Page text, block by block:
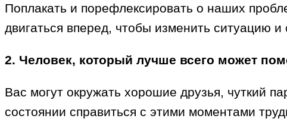
Поплакать и порефлексировать о наших
двигаться вперед, чтобы изменить ситуацию
2. Человек, который лучше всего может
Вас могут окружать хорошие друзья, чуткий
состоянии справиться с этими моментами